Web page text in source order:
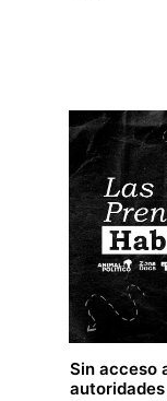
Sin acceso